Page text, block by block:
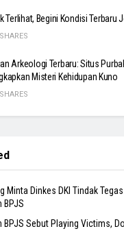
Terlihat, Begini Kondisi Terbaru
Arkeologi Terbaru: Situs
Misteri Kehidupan Kuno
Minta Dinkes DKI Tindak
BPJS
BPJS Sebut Playing Victims,